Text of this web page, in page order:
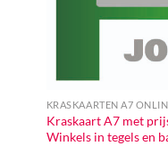
KRASKAARTEN A7
Kraskaart A7 met
Winkels in tegels en